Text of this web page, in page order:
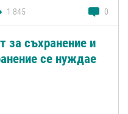
1 845 0
за съхранение и
се нуждае